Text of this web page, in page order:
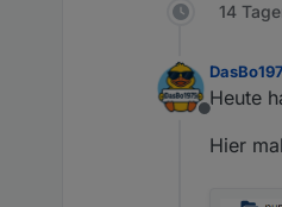
14
Offline
Heute
Hier